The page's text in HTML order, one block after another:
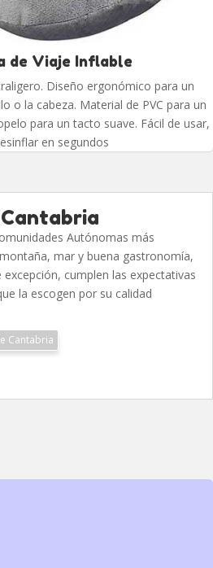
de Viaje Inflable
Diseño ergonómico para un
o la cabeza. Material de PVC para un
para un tacto suave. Fácil de usar,
en segundos
Autónomas más
mar y buena gastronomía,
cumplen las expectativas
la escogen por su calidad
Cantabria